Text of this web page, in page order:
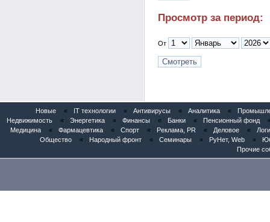
Просмотр за период:
От
Новые « IT технологии « Антивирусы « Аналитика «
Недвижимость
« Энергетика « Финансы « Банки « Пенсионный фонд
Медицина
« Фармацевтика « Спорт « Реклама, PR « Деловое «
Общество
« Народный фронт « Семинары « РуНет, Web «
Прочие